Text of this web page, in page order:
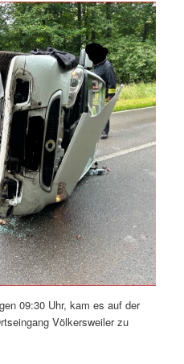
09:30 Uhr, kam es auf der
Völkersweiler zu